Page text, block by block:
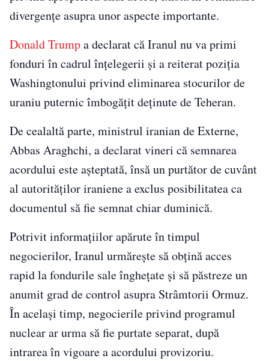
divergențe asupra unor aspecte importante.
Donald Trumpa declarat că Iranul nu va primi
fonduri în cadrul înțelegerii și a reiterat poziția
Washingtonului privind eliminarea stocurilor de
uraniu puternic îmbogățit deținute de Teheran.
De cealaltă parte, ministrul iranian de Externe,
Abbas Araghchi, a declarat vineri că semnarea
acordului este așteptată, însă un purtător de cuvânt
al autorităților iraniene a exclus posibilitatea ca
documentul să fie semnat chiar duminică.
Potrivit informațiilor apărute în timpul
negocierilor, Iranul urmărește să obțină acces
rapid la fondurile sale înghețate și să păstreze un
anumit grad de control asupra Strâmtorii Ormuz.
În același timp, negocierile privind programul
nuclear ar urma să fie purtate separat, după
intrarea în vigoare a acordului provizoriu.